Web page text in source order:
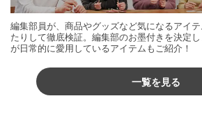
編集部員が、商品やグッズなど気になるアイ
たりして徹底検証。編集部のお墨付きを決定
が日常的に愛用しているアイテムもご紹介！
一覧を見る